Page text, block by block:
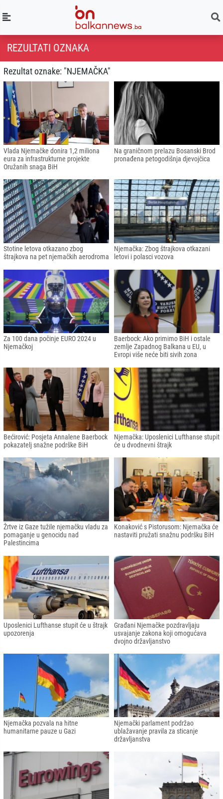
REZULTATI OZNAKA
Rezultat oznake: "NJEMAČKA"
Vlada Njemačke donira 1,2 miliona
eura za infrastrukturne projekte
Oružanih snaga BiH
Na graničnom prelazu Bosanski Brod
pronađena petogodišnja djevojčica
Stotine letova otkazano zbog
štrajkova na pet njemačkih aerodroma
Njemačka: Zbog štrajkova otkazani
letovi i polasci vozova
Za 100 dana počinje EURO 2024 u
Njemačkoj
Baerbock: Ako primimo BiH i ostale
zemlje Zapadnog Balkana u EU, u
Evropi više neće biti sivih zona
Bećirović: Posjeta Annalene Baerbock
pokazatelj snažne podrške BiH
Njemačka: Uposlenici Lufthanse stupit
će u dvodnevni štrajk
Žrtve iz Gaze tužile njemačku vladu za
pomaganje u genocidu nad
Palestincima
Konaković s Pistorusom: Njemačka će
nastaviti pružati snažnu podršku BiH
Uposlenici Lufthanse stupit će u štrajk
upozorenja
Građani Njemačke pozdravljaju
usvajanje zakona koji omogućava
dvojno državljanstvo
Njemačka pozvala na hitne
humanitarne pauze u Gazi
Njemački parlament podržao
ublažavanje pravila za sticanje
državljanstva